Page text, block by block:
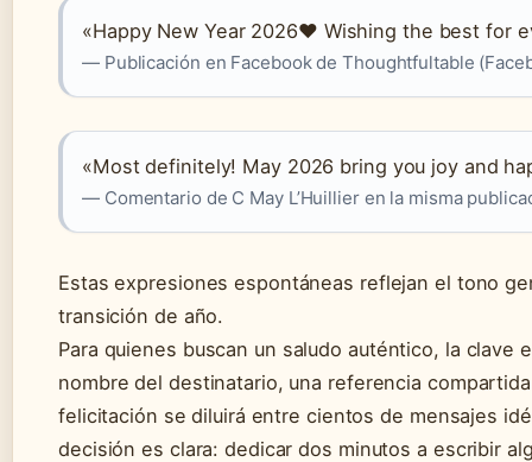
«Happy New Year 2026♥️ Wishing the best for
— Publicación en Facebook de Thoughtfultable
«Most definitely! May 2026 bring you joy and
— Comentario de C May L’Huillier en la misma
Estas expresiones espontáneas reflejan el tono
transición de año.
Para quienes buscan un saludo auténtico, la clave
nombre del destinatario, una referencia
felicitación se diluirá entre cientos de mensajes
decisión es clara: dedicar dos minutos a escribir